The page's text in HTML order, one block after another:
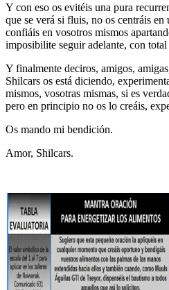
Y con eso os evitéis una pura
que se verá si fluis, no os centráis
confiáis en vosotros mismos
imposibilite seguir adelante, con
Y finalmente deciros, amigos,
Shilcars os está diciendo,
mismos, vosotras mismas, si es
pero en principio no os lo creáis,
Os mando mi bendición.
Amor, Shilcars.